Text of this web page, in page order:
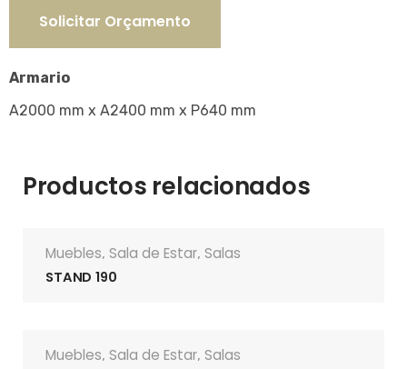
Solicitar Orçamento
Armario
A2000 mm x A2400 mm x P640 mm
Productos relacionados
Muebles, Sala de Estar, Salas
STAND 190
Muebles, Sala de Estar, Salas